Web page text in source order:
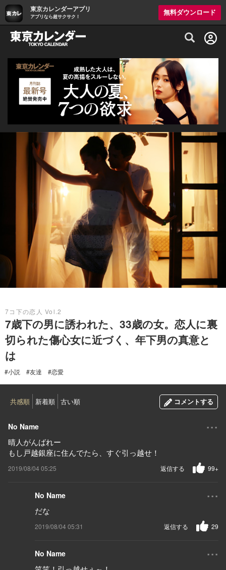
東京カレンダーアプリ
アプリなら超サクサク！
無料ダウンロード
グルメ情報・プレミアムレストラン予約
7コ下の恋人 Vol.2
7歳下の男に誘われた、33歳の女。恋人に裏
切られた傷心女に近づく、年下男の真意と
は
#小説 #友達 #恋愛
共感順 新着順 古い順 コメントする
No Name ...
晴人がんばれー
もし戸越銀座に住んでたら、すぐ引っ越せ！
2019/08/04 05:25 99+
返信する
No Name ...
だな
2019/08/04 05:31 29
返信する
No Name ...